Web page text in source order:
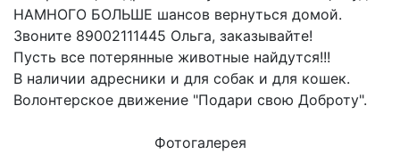
НАМНОГО БОЛЬШЕ шансов вернуться домой.
Звоните 89002111445 Ольга, заказывайте!
Пусть все потерянные животные найдутся!!!
В наличии адресники и для собак и для кошек.
Волонтерское движение "Подари свою Доброту".
Фотогалерея